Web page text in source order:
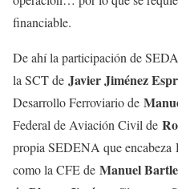
financiable.
De ahí la participación de
la SCT de Javier Jiménez
Desarrollo Ferroviario de
Federal de Aviación Civil de
propia SEDENA que encabeza
como la CFE de Manuel